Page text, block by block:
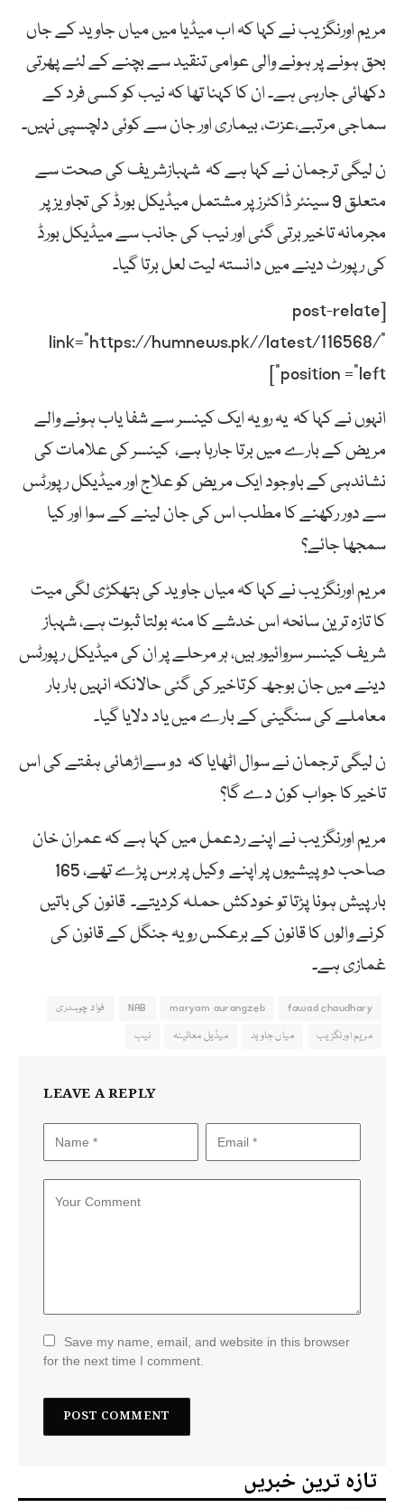
مریم اورنگزیب نے کہا کہ اب میڈیا میں میاں جاوید کے جاں
بحق ہونے پر ہونے والی عوامی تنقید سے بچنے کے لئے پھرتی
دکھائی جارہی ہے۔ ان کا کہنا تھا کہ نیب کو کسی فرد کے
سماجی مرتبے،عزت، بیماری اور جان سے کوئی دلچسپی نہیں۔
ن لیگی ترجمان نے کہا ہے کہ شہبازشریف کی صحت سے
متعلق 9 سینئر ڈاکٹرز پر مشتمل میڈیکل بورڈ کی تجاویز پر
مجرمانہ تاخیر برتی گئی اور نیب کی جانب سے میڈیکل بورڈ
کی رپورٹ دینے میں دانستہ لیت لعل برتا گیا۔
[post-relate
link=”https://humnews.pk//latest/116568/”
position =”left”]
انہوں نے کہا کہ یہ رویہ ایک کینسر سے شفا یاب ہونے والے
مریض کے بارے میں برتا جارہا ہے، کینسر کی علامات کی
نشاندہی کے باوجود ایک مریض کو علاج اور میڈیکل رپورٹس
سے دور رکھنے کا مطلب اس کی جان لینے کے سوا اور کیا
سمجھا جائے؟
مریم اورنگزیب نے کہا کہ میاں جاوید کی ہتھکڑی لگی میت
کا تازہ ترین سانحہ اس خدشے کا منہ بولتا ثبوت ہے، شہباز
شریف کینسر سروائیور ہیں، ہر مرحلے پر ان کی میڈیکل رپورٹس
دینے میں جان بوجھ کرتاخیر کی گئی حالانکہ انہیں بار بار
معاملے کی سنگینی کے بارے میں یاد دلایا گیا۔
ن لیگی ترجمان نے سوال اٹھایا کہ دو سےاڑھائی ہفتے کی اس
تاخیر کا جواب کون دے گا؟
مریم اورنگزیب نے اپنے ردعمل میں کہا ہے کہ عمران خان
صاحب دو پیشیوں پر اپنے وکیل پر برس پڑے تھے، 165
بارپیش ہونا پڑتا تو خودکش حملہ کردیتے۔ قانون کی باتیں
کرنے والوں کا قانون کے برعکس رویہ جنگل کے قانون کی
غمازی ہے۔
fawad chaudhary
maryam aurangzeb
NAB
فواد چوہدری
مریم اورنگزیب
میاں جاوید میڈیل معائینہ نیب
LEAVE A REPLY
Save my name, email, and website in this browser
for the next time I comment.
تازہ ترین خبریں